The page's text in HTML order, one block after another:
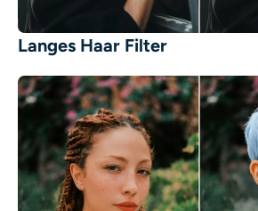
Langes Haar Filter